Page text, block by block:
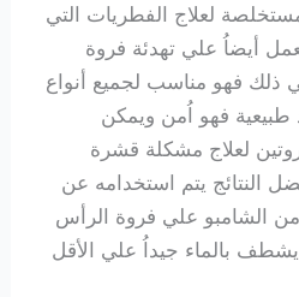
لعلاج الفطريات التي
أيضاُ علي تهدئة فروة
ذلك فهو مناسب لجميع أنواع
طبيعية فهو اُمن ويمكن
لعلاج مشكلة قشرة
النتائج يتم استخدامه عن
الشامبو علي فروة الرأس
بالماء جيداُ علي الأقل